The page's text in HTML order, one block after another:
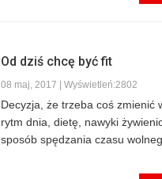
Od dziś chcę być fit
08 maj, 2017 | Wyświetleń:2802
Decyzja, że trzeba coś zmienić
rytm dnia, dietę, nawyki
sposób spędzania czasu